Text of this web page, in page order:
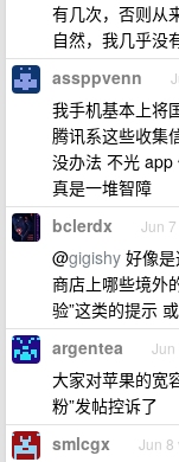
有几次，否则从
自然，我几乎没
assppvenn
我手机基本上将
腾讯系这些收集
没办法 不光 app
真是一堆智障
bclerdx Jun 7
@gigishy 好像
商店上哪些境外
验”这类的提示
argentea Jun
大家对苹果的宽
粉”发帖控诉了
smlcgx Jun 8